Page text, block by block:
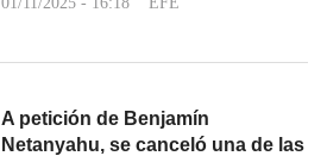
A petición de Benjamín
Netanyahu, se canceló una de las